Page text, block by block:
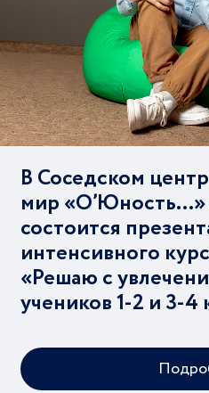
В Соседском
мир «О’Юность…»
состоится
интенсивного
«Решаю с
учеников 1-2 и 3-4